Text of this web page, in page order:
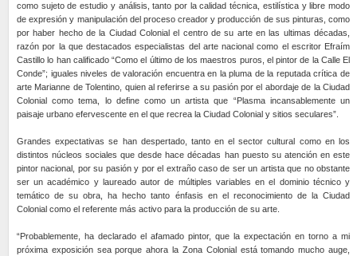
como sujeto de estudio y análisis, tanto por la calidad técnica, estilística y libre modo
de expresión y manipulación del proceso creador y producción de sus pinturas, como
por haber hecho de la Ciudad Colonial el centro de su arte en las ultimas décadas,
razón por la que destacados especialistas del arte nacional como el escritor Efraím
Castillo lo han calificado “Como el último de los maestros puros, el pintor de la Calle El
Conde”; iguales niveles de valoración encuentra en la pluma de la reputada crítica de
arte Marianne de Tolentino, quien al referirse a su pasión por el abordaje de la Ciudad
Colonial como tema, lo define como un artista que “Plasma incansablemente un
paisaje urbano efervescente en el que recrea la Ciudad Colonial y sitios seculares”.
Grandes expectativas se han despertado, tanto en el sector cultural como en los
distintos núcleos sociales que desde hace décadas han puesto su atención en este
pintor nacional, por su pasión y por el extraño caso de ser un artista que no obstante
ser un académico y laureado autor de múltiples variables en el dominio técnico y
temático de su obra, ha hecho tanto énfasis en el reconocimiento de la Ciudad
Colonial como el referente más activo para la producción de su arte.
“Probablemente, ha declarado el afamado pintor, que la expectación en torno a mi
próxima exposición sea porque ahora la Zona Colonial está tomando mucho auge,